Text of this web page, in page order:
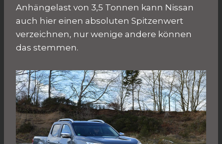
Anhängelast von 3,5 Tonnen kann Nissan
auch hier einen absoluten Spitzenwert
verzeichnen, nur wenige andere können
das stemmen.